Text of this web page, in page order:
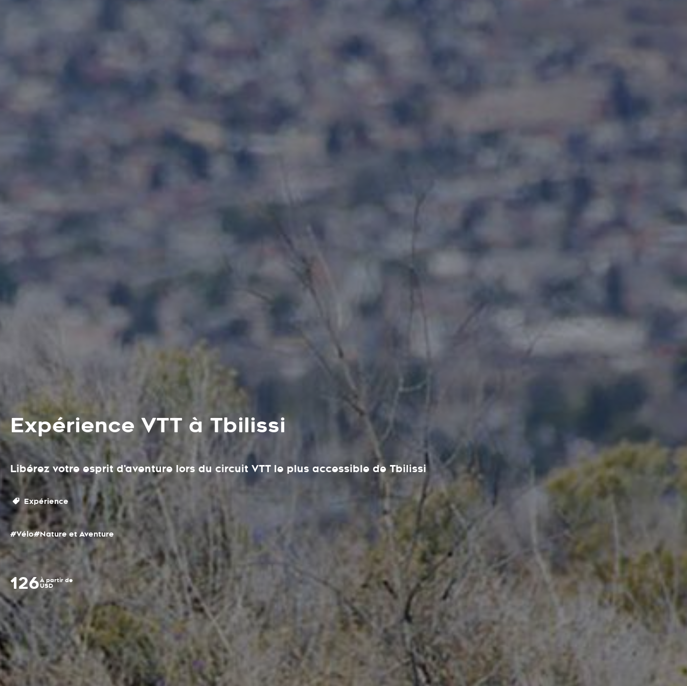
Expérience VTT à Tbilissi
Libérez votre esprit d'aventure lors du circuit VTT le plus accessible de Tbilissi
Expérience
#Vélo#Nature et Aventure
126À partir de
USD